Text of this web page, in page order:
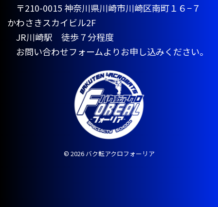
〒210-0015 神奈川県川崎市川崎区南町１６−７
かわさきスカイビル2F
JR川崎駅 徒歩７分程度
お問い合わせフォームよりお申し込みください。
© 2026 バク転アクロフォーリア